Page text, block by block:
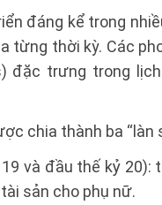
đáng kể trong
từng thời kỳ. Các
đặc trưng trong
chia thành ba “làn
và đầu thế kỷ 20):
sản cho phụ nữ.